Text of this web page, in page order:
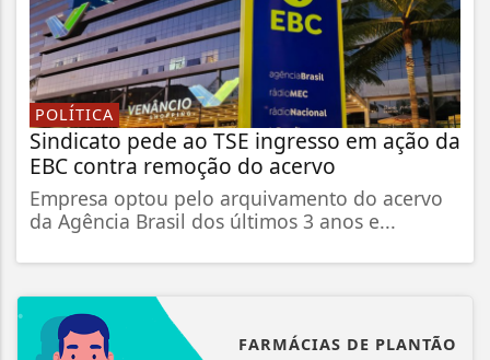
POLÍTICA
Sindicato pede ao TSE ingresso em ação da
EBC contra remoção do acervo
Empresa optou pelo arquivamento do acervo
da Agência Brasil dos últimos 3 anos e...
FARMÁCIAS DE PLANTÃO